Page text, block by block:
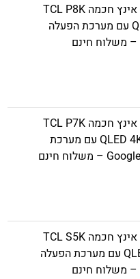
טלוויזיה 65 אינץ חכמה TCL P8K
QLED TV 4K עם מערכת הפעלה
טלוויזיה 50 אינץ חכמה TCL P7K
QLED 4K Smart TV עם מערכת
טלוויזיה 40 אינץ חכמה TCL S5K
QLED TV FHD עם מערכת הפעלה